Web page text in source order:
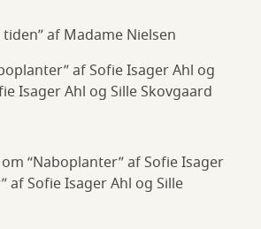
af Madame Nielsen
af Sofie Isager Ahl og
Isager Ahl og Sille Skovgaard
“Naboplanter” af Sofie Isager
af Sofie Isager Ahl og Sille